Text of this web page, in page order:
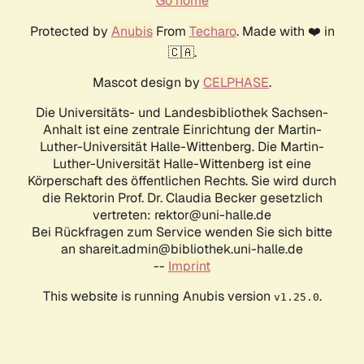
Protected by AnubisFrom Techaro. Made with ❤️ in
🇨🇦.
Mascot design by CELPHASE.
Die Universitäts- und Landesbibliothek Sachsen-
Anhalt ist eine zentrale Einrichtung der Martin-
Luther-Universität Halle-Wittenberg. Die Martin-
Luther-Universität Halle-Wittenberg ist eine
Körperschaft des öffentlichen Rechts. Sie wird durch
die Rektorin Prof. Dr. Claudia Becker gesetzlich
vertreten: rektor@uni-halle.de
Bei Rückfragen zum Service wenden Sie sich bitte
an shareit.admin@bibliothek.uni-halle.de
-- Imprint
This website is running Anubis version v1.25.0.